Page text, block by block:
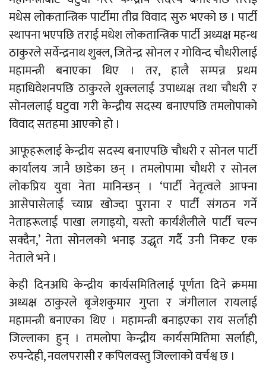
मधेस लोकतान्त्रिक पार्टीमा तीव्र विवाद सुरु भएको छ । पार्टी
स्थापना भएपछि तराई मधेश लोकतान्त्रिक पार्टी अध्यक्ष महन्थ
ठाकुरले सर्वेन्द्रनाथ शुक्ल, जितेन्द्र सोनल र गोविन्द चौधरीलाई
महामन्त्री बनाएका थिए । तर, हालै सम्पन्न प्रथम
महाधिवेशनपछि ठाकुरले शुक्ललाई उपाध्यक्ष तथा चौधरी र
सोनललाई घटुवा गरी केन्द्रीय सदस्य बनाएपछि तमलोपाको
विवाद सतहमा आएको हो ।
आफूहरूलाई केन्द्रीय सदस्य बनाएपछि चौधरी र सोनल पार्टी
कार्यालय जानै छाडेका छन् । तमलोपामा चौधरी र सोनल
लोकप्रिय युवा नेता मानिन्छन् । ‘पार्टी नेतृत्वले आफ्ना
आसेपासेलाई च्याप्न खोज्दा पुराना र पार्टी संगठन गर्ने
नेताहरूलाई पाखा लगाइयो, यस्तो कार्यशैलीले पार्टी चल्न
सक्दैन,’ नेता सोनलको भनाइ उद्धृत गर्दै उनी निकट एक
नेताले भने ।
केही दिनअघि केन्द्रीय कार्यसमितिलाई पूर्णता दिने क्रममा
अध्यक्ष ठाकुरले बृजेशकुमार गुप्ता र जंगीलाल रायलाई
महामन्त्री बनाएका थिए । महामन्त्री बनाइएका राय सर्लाही
जिल्लाका हुन् । तमलोपा केन्द्रीय कार्यसमितिमा सर्लाही,
रुपन्देही, नवलपरासी र कपिलवस्तु जिल्लाको वर्चश्व छ ।